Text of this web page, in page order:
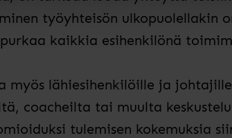
työyhteisön ulkopuolellakin
kaikkia esihenkilönä
myös lähiesihenkilöille ja
coacheilta tai muulta
tulemisen kokemuksia